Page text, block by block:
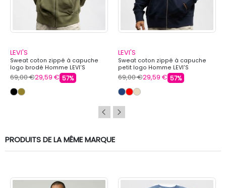
LEVI'S
Sweat coton zippé à capuche
logo brodé Homme LEVI'S
69,00 €29,59 € 57%
LEVI'S
Sweat coton zippé à capuche
petit logo Homme LEVI'S
69,00 €29,59 € 57%
PRODUITS DE LA MÊME MARQUE